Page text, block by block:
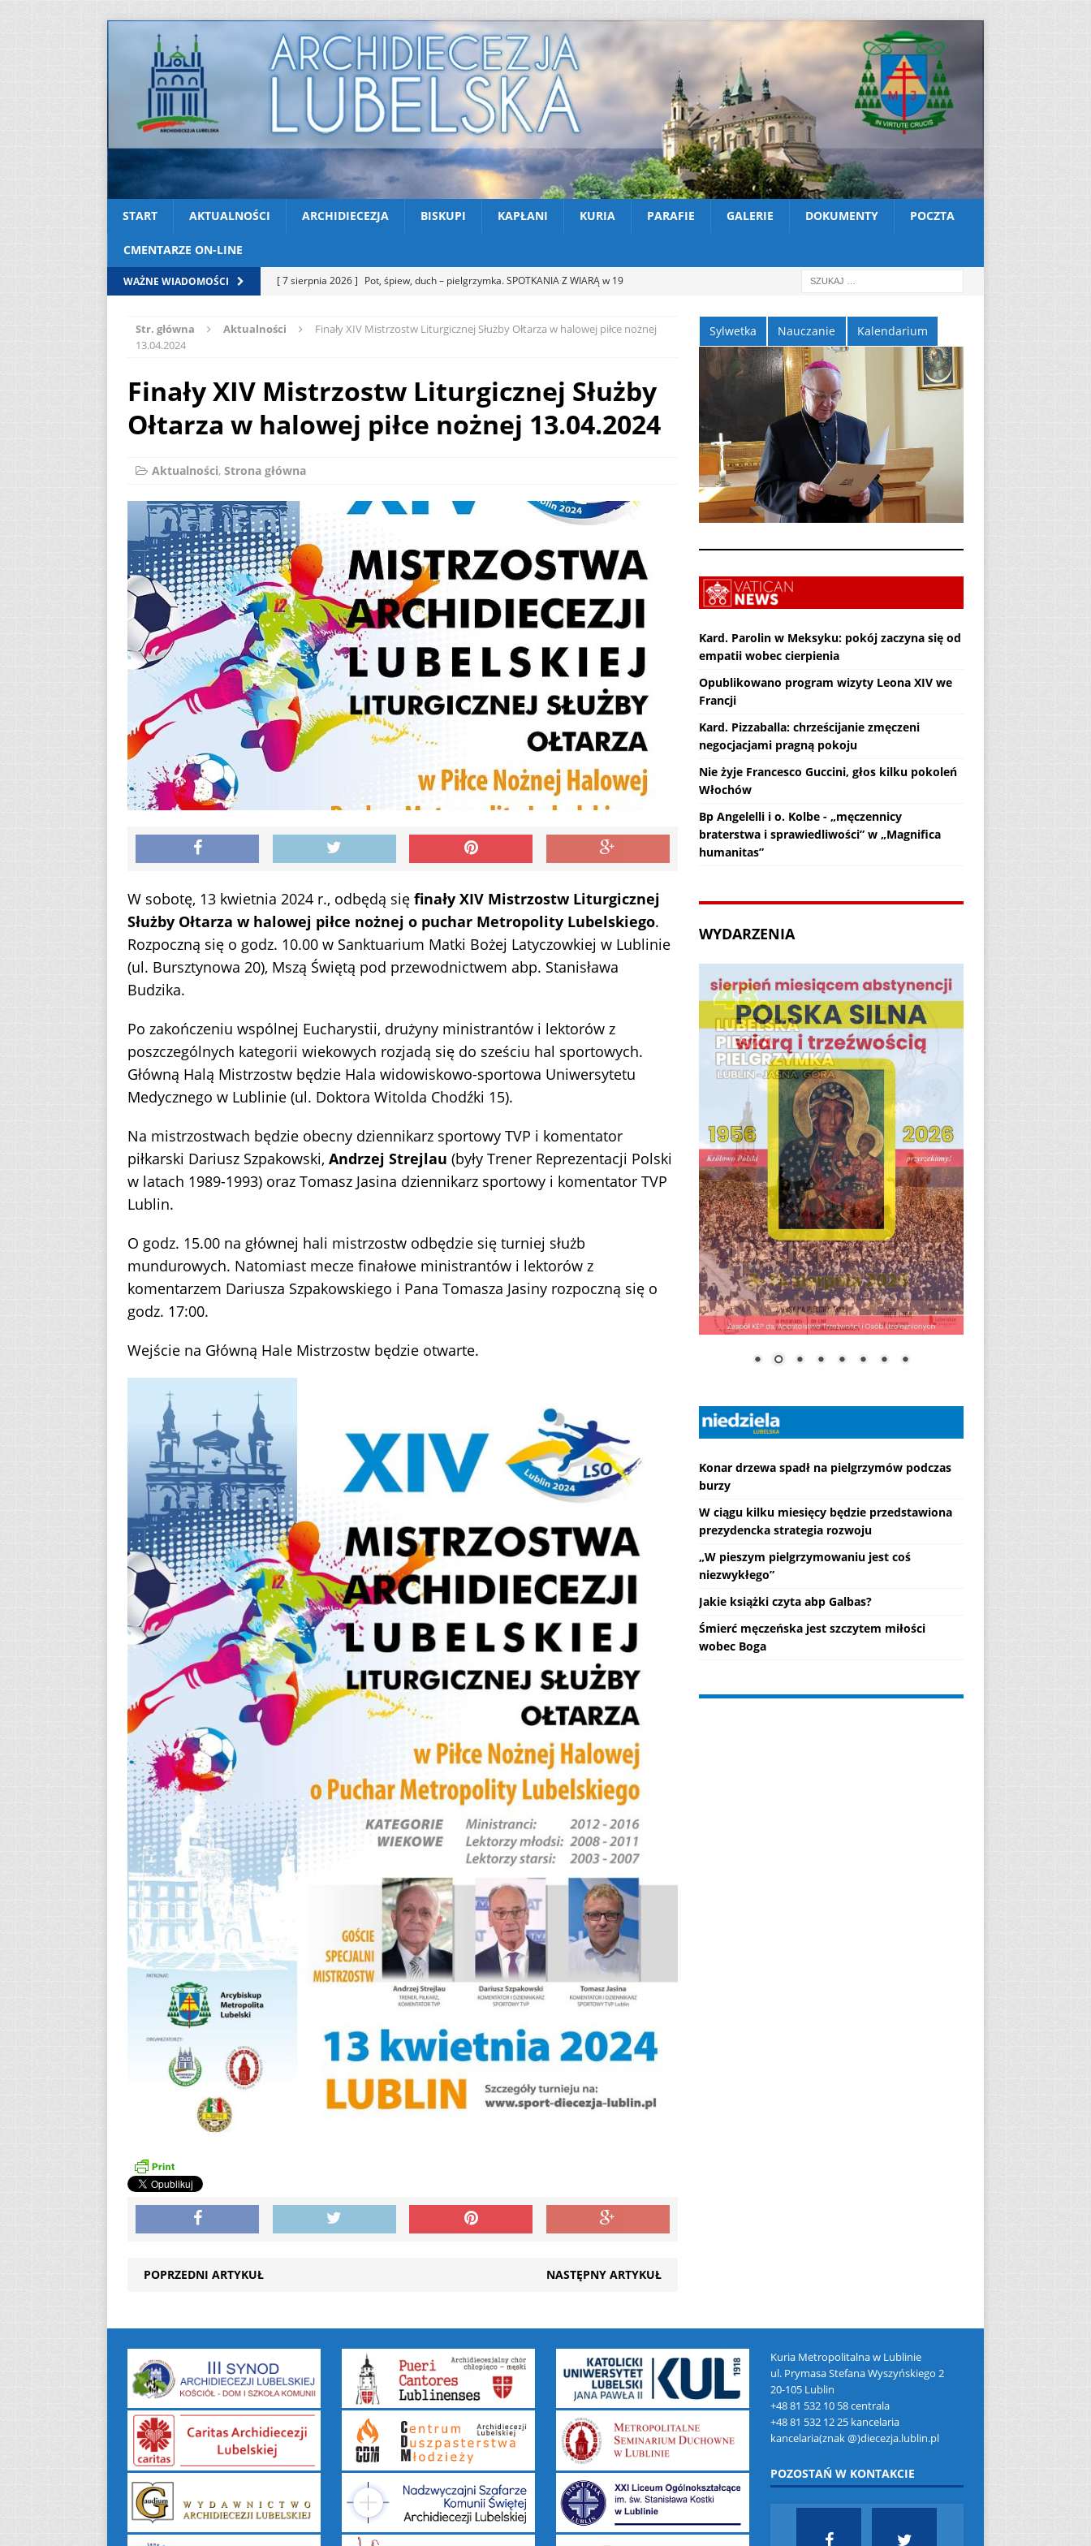
START AKTUALNOŚCI ARCHIDIECEZJA BISKUPI KAPŁANI KURIA PARAFIE GALERIE DOKUMENTY POCZTA
CMENTARZE ON-LINE
WAŻNE WIADOMOŚCI [ 7 sierpnia 2026 ] Pot, śpiew, duch – pielgrzymka. SPOTKANIA Z WIARĄ w 19
[ 6 sierpnia 2026 ] Zmarł ks. Ryszard Sowa
AKTUALNOŚCI
AKTUALNOŚCI
[ 2 sierpnia 2026 ]
Nekrologi: śp. Jerzy Gasperski
AKTUALNOŚCI
(Mt 14, 22-33)
Str. główna Aktualności
Finały XIV Mistrzostw Liturgicznej Służby Ołtarza w halowej piłce nożnej
13.04.2024
Finały XIV Mistrzostw Liturgicznej Służby
Ołtarza w halowej piłce nożnej 13.04.2024
Aktualności, Strona główna
W sobotę, 13 kwietnia 2024 r., odbędą się finały XIV Mistrzostw Liturgicznej
Służby Ołtarza w halowej piłce nożnej o puchar Metropolity Lubelskiego.
Rozpoczną się o godz. 10.00 w Sanktuarium Matki Bożej Latyczowkiej w Lublinie
(ul. Bursztynowa 20), Mszą Świętą pod przewodnictwem abp. Stanisława
Budzika.
Po zakończeniu wspólnej Eucharystii, drużyny ministrantów i lektorów z
poszczególnych kategorii wiekowych rozjadą się do sześciu hal sportowych.
Główną Halą Mistrzostw będzie Hala widowiskowo-sportowa Uniwersytetu
Medycznego w Lublinie (ul. Doktora Witolda Chodźki 15).
Na mistrzostwach będzie obecny dziennikarz sportowy TVP i komentator
piłkarski Dariusz Szpakowski, Andrzej Strejlau (były Trener Reprezentacji Polski
w latach 1989-1993) oraz Tomasz Jasina dziennikarz sportowy i komentator TVP
Lublin.
O godz. 15.00 na głównej hali mistrzostw odbędzie się turniej służb
mundurowych. Natomiast mecze finałowe ministrantów i lektorów z
komentarzem Dariusza Szpakowskiego i Pana Tomasza Jasiny rozpoczną się o
godz. 17:00.
Wejście na Główną Hale Mistrzostw będzie otwarte.
POPRZEDNI ARTYKUŁ NASTĘPNY ARTYKUŁ
Sylwetka Nauczanie Kalendarium
Kard. Parolin w Meksyku: pokój zaczyna się od
empatii wobec cierpienia
Opublikowano program wizyty Leona XIV we
Francji
Kard. Pizzaballa: chrześcijanie zmęczeni
negocjacjami pragną pokoju
Nie żyje Francesco Guccini, głos kilku pokoleń
Włochów
Bp Angelelli i o. Kolbe - „męczennicy
braterstwa i sprawiedliwości” w „Magnifica
humanitas”
WYDARZENIA
Konar drzewa spadł na pielgrzymów podczas
burzy
W ciągu kilku miesięcy będzie przedstawiona
prezydencka strategia rozwoju
„W pieszym pielgrzymowaniu jest coś
niezwykłego”
Jakie książki czyta abp Galbas?
Śmierć męczeńska jest szczytem miłości
wobec Boga
Kuria Metropolitalna w Lublinie
ul. Prymasa Stefana Wyszyńskiego 2
20-105 Lublin
+48 81 532 10 58 centrala
+48 81 532 12 25 kancelaria
kancelaria(znak @)diecezja.lublin.pl
POZOSTAŃ W KONTAKCIE